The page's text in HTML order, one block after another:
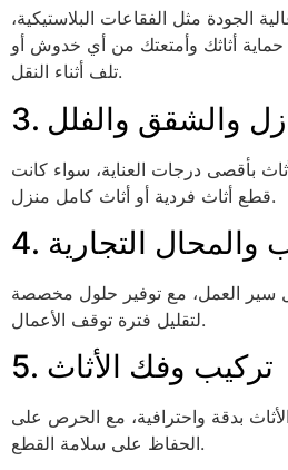
الجودة مثل الفقاعات البلاستيكية،
حماية أثاثك وأمتعتك من أي خدوش أو
تلف أثناء النقل.
والشقق والفلل
بأقصى درجات العناية، سواء كانت
قطع أثاث فردية أو أثاث كامل منزل.
والمحال التجارية
سير العمل، مع توفير حلول مخصصة
لتقليل فترة توقف الأعمال.
5. تركيب وفك الأثاث
بدقة واحترافية، مع الحرص على
الحفاظ على سلامة القطع.